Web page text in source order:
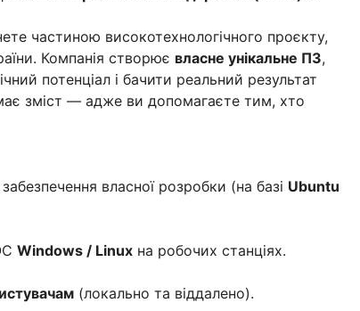
частиною високотехнологічного проєкту,
Компанія створює власне унікальне ПЗ,
потенціал і бачити реальний результат
зміст — адже ви допомагаєте тим, хто
власної розробки (на базі Ubuntu
Windows / Linux на робочих станціях.
(локально та віддалено).